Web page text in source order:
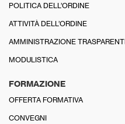
POLITICA DELL’ORDINE
ATTIVITÀ DELL’ORDINE
AMMINISTRAZIONE
MODULISTICA
FORMAZIONE
OFFERTA FORMATIVA
CONVEGNI